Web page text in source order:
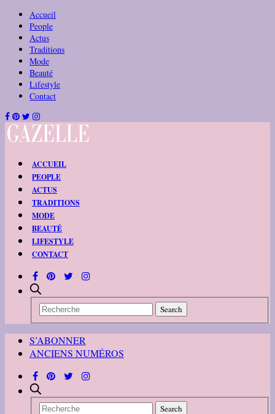
Accueil
People
Actus
Traditions
Mode
Beauté
Lifestyle
Contact
ACCUEIL
PEOPLE
ACTUS
TRADITIONS
MODE
BEAUTÉ
LIFESTYLE
CONTACT
S’ABONNER
ANCIENS NUMÉROS